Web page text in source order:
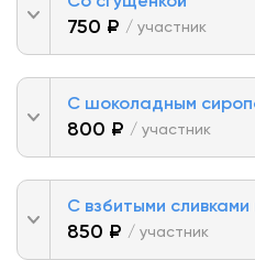
750 ₽ / участник
С шоколадным
800 ₽ / участник
С взбитыми сливками
850 ₽ / участник